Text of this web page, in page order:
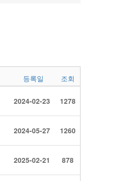
등록일 조회
2024-02-23 1278
2024-05-27 1260
2025-02-21 878